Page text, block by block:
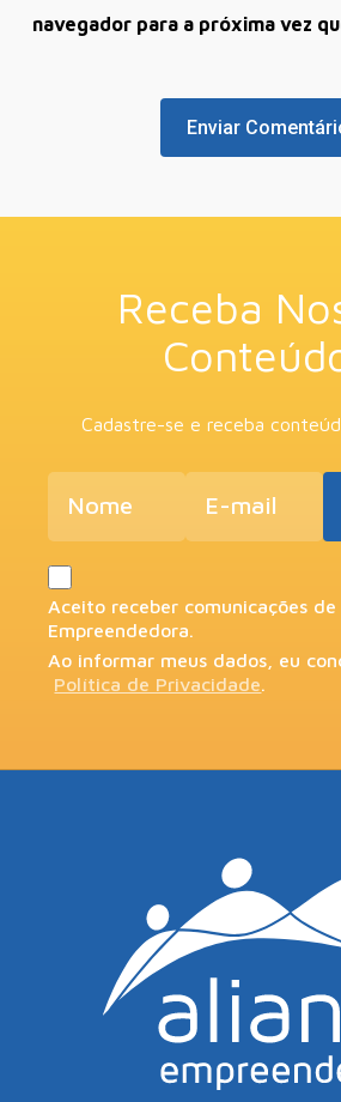
navegador para a próxima vez
Receba
Cadastre-se e receba
Aceito receber comunicações de
Empreendedora.
Ao informar meus dados, eu
Política de Privacidade.